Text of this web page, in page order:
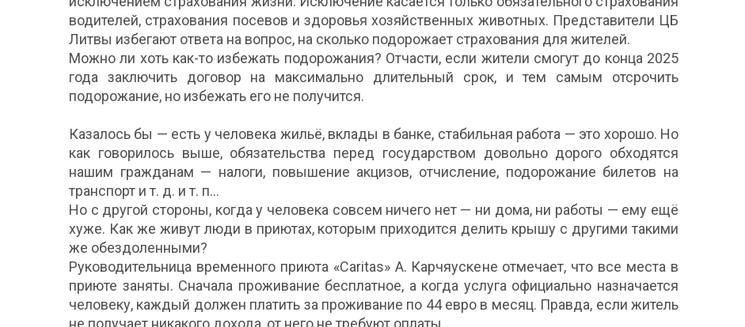
водителей, страхования посевов и здоровья хозяйственных животных. Представители ЦБ
Литвы избегают ответа на вопрос, на сколько подорожает страхования для жителей.
Можно ли хоть как-то избежать подорожания? Отчасти, если жители смогут до конца 2025
года заключить договор на максимально длительный срок, и тем самым отсрочить
подорожание, но избежать его не получится.
Казалось бы — есть у человека жильё, вклады в банке, стабильная работа — это хорошо. Но
как говорилось выше, обязательства перед государством довольно дорого обходятся
нашим гражданам — налоги, повышение акцизов, отчисление, подорожание билетов на
транспорт и т. д. и т. п...
Но с другой стороны, когда у человека совсем ничего нет — ни дома, ни работы — ему ещё
хуже. Как же живут люди в приютах, которым приходится делить крышу с другими такими
же обездоленными?
Руководительница временного приюта «Caritas» А. Карчяускене отмечает, что все места в
приюте заняты. Сначала проживание бесплатное, а когда услуга официально назначается
человеку, каждый должен платить за проживание по 44 евро в месяц. Правда, если житель
не получает никакого дохода, от него не требуют оплаты.